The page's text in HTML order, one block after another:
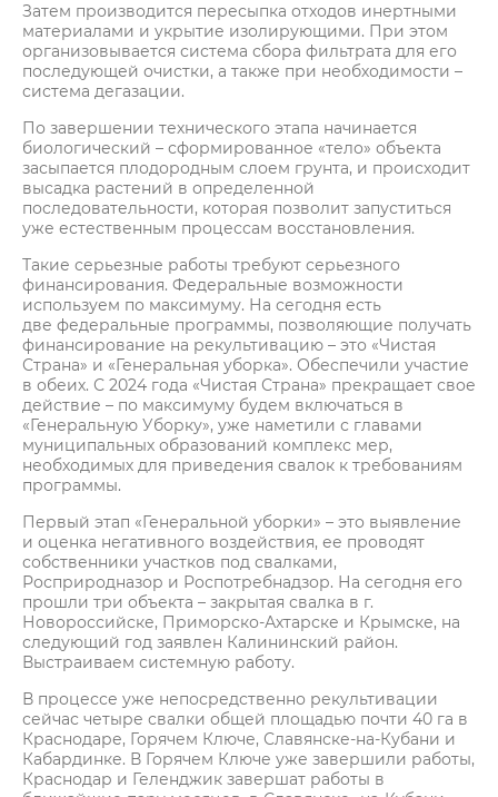
Затем производится пересыпка отходов инертными
материалами и укрытие изолирующими. При этом
организовывается система сбора фильтрата для его
последующей очистки, а также при необходимости –
система дегазации.
По завершении технического этапа начинается
биологический – сформированное «тело» объекта
засыпается плодородным слоем грунта, и происходит
высадка растений в определенной
последовательности, которая позволит запуститься
уже естественным процессам восстановления.
Такие серьезные работы требуют серьезного
финансирования. Федеральные возможности
используем по максимуму. На сегодня есть
две федеральные программы, позволяющие получать
финансирование на рекультивацию – это «Чистая
Страна» и «Генеральная уборка». Обеспечили участие
в обеих. С 2024 года «Чистая Страна» прекращает свое
действие – по максимуму будем включаться в
«Генеральную Уборку», уже наметили с главами
муниципальных образований комплекс мер,
необходимых для приведения свалок к требованиям
программы.
Первый этап «Генеральной уборки» – это выявление
и оценка негативного воздействия, ее проводят
собственники участков под свалками,
Росприродназор и Роспотребнадзор. На сегодня его
прошли три объекта – закрытая свалка в г.
Новороссийске, Приморско-Ахтарске и Крымске, на
следующий год заявлен Калининский район.
Выстраиваем системную работу.
В процессе уже непосредственно рекультивации
сейчас четыре свалки общей площадью почти 40 га в
Краснодаре, Горячем Ключе, Славянске-на-Кубани и
Кабардинке. В Горячем Ключе уже завершили работы,
Краснодар и Геленджик завершат работы в